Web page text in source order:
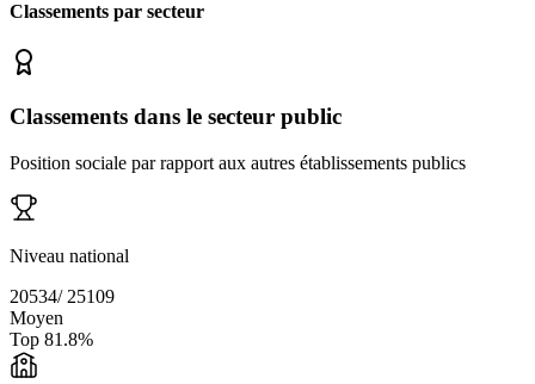
Classements par secteur
Classements dans le secteur public
Position sociale par rapport aux autres établissements publics
Niveau national
20534/ 25109
Moyen
Top 81.8%